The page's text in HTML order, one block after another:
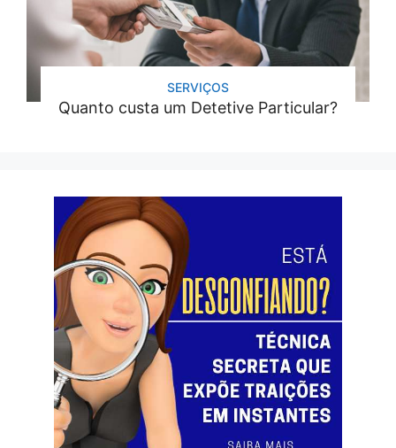
SERVIÇOS
Quanto custa um Detetive Particular?